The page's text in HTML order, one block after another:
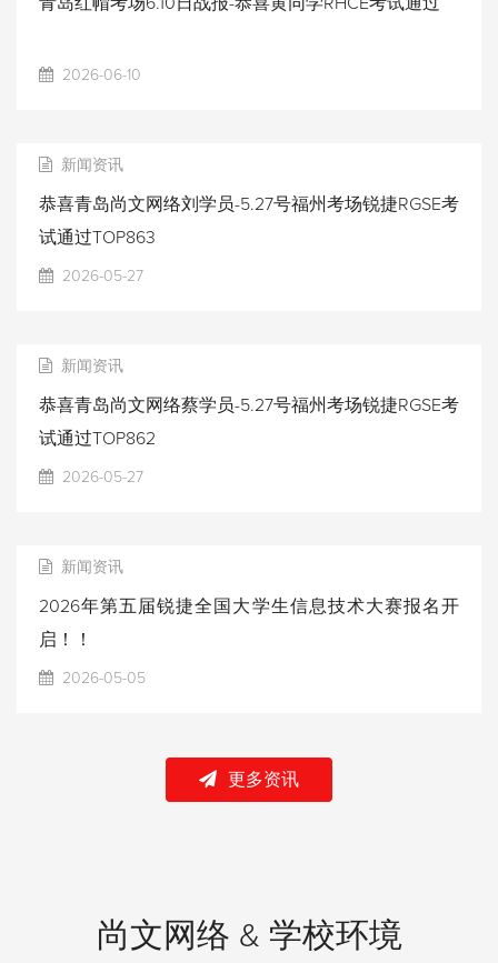
2026-06-10
新闻资讯
恭喜青岛尚文网络刘学员-5.27号福州考场锐捷RGSE考
试通过TOP863
2026-05-27
新闻资讯
恭喜青岛尚文网络蔡学员-5.27号福州考场锐捷RGSE考
试通过TOP862
2026-05-27
新闻资讯
2026年第五届锐捷全国大学生信息技术大赛报名开
启！！
2026-05-05
更多资讯
尚文网络 & 学校环境